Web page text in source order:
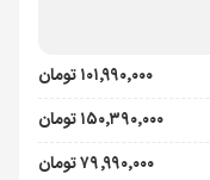
۱۰۱٬۹۹۰٬۰۰۰ تومان
۱۵۰٬۳۹۰٬۰۰۰ تومان
۷۹٬۹۹۰٬۰۰۰ تومان